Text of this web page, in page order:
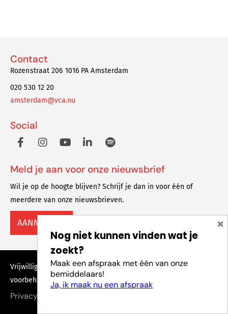
Contact
Rozenstraat 206 1016 PA Amsterdam
020 530 12 20
amsterdam@vca.nu
Social
Meld je aan voor onze nieuwsbrief
Wil je op de hoogte blijven? Schrijf je dan in voor één of
meerdere van onze nieuwsbrieven.
AANMELDEN
Vrijwilligers Centrale Amsterdam © 2023 Alle rechten
voorbehouden
Privacy policy
Nog niet kunnen vinden wat je
zoekt?
Maak een afspraak met één van onze
bemiddelaars!
Ja, ik maak nu een afspraak
×